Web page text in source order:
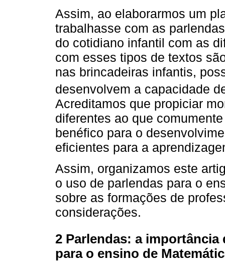
Assim, ao elaborarmos um
trabalhasse com as
do cotidiano infantil com as
com esses tipos de textos
nas brincadeiras infantis,
desenvolvem a capacidade
Acreditamos que propiciar
diferentes ao que
benéfico para o
eficientes para a
Assim, organizamos este
o uso de parlendas para o
sobre as formações de
considerações.
2 Parlendas: a
para o ensino de